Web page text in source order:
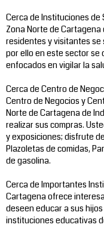
Cerca de Instituciones de
Zona Norte de
residentes y visitantes
por ello en este sector
enfocados en vigilar la
Cerca de Centro de
Centro de Negocios y
Norte de Cartagena de
realizar sus compras.
y exposiciones; disfrute
Plazoletas de comidas,
de gasolina.
Cerca de Importantes
Cartagena ofrece
deseen educar a sus
instituciones educativas